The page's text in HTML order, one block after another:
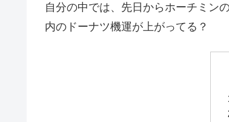
自分の中では、先日からホーチミン
内のドーナツ機運が上がってる？